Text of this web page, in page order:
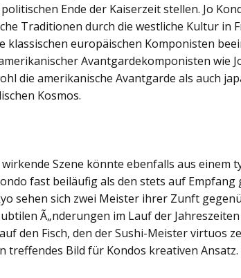
Ende der Kaiserzeit stellen. Jo
Traditionen durch die westliche Kultur in
klassischen europäischen Komponisten
Avantgardekomponisten wie
die amerikanische Avantgarde als auch
Kosmos.
Szene könnte ebenfalls aus einem
fast beiläufig als den stets auf Empfang
sehen sich zwei Meister ihrer Zunft
Ã„nderungen im Lauf der
den Fisch, den der Sushi-Meister virtuos
treffendes Bild für Kondos kreativen Ansatz.